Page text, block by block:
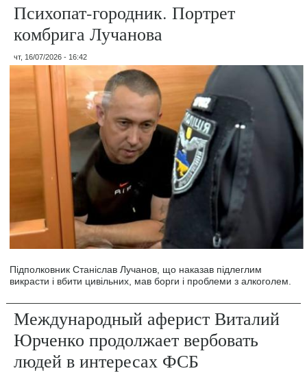
Психопат-городник. Портрет
комбрига Лучанова
чт, 16/07/2026 - 16:42
Підполковник Станіслав Лучанов, що наказав підлеглим
викрасти і вбити цивільних, мав борги і проблеми з алкоголем.
Международный аферист Виталий
Юрченко продолжает вербовать
людей в интересах ФСБ